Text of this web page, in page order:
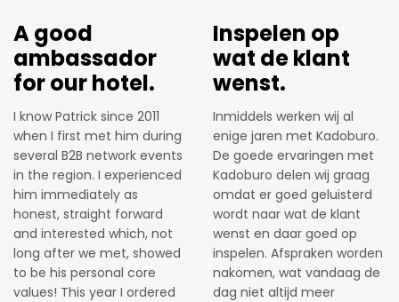
A good
ambassador
for our hotel.
I know Patrick since 2011
when I first met him during
several B2B network events
in the region. I experienced
him immediately as
honest, straight forward
and interested which, not
long after we met, showed
to be his personal core
values! This year I ordered
Inspelen op
wat de klant
wenst.
Inmiddels werken wij al
enige jaren met Kadoburo.
De goede ervaringen met
Kadoburo delen wij graag
omdat er goed geluisterd
wordt naar wat de klant
wenst en daar goed op
inspelen. Afspraken worden
nakomen, wat vandaag de
dag niet altijd meer